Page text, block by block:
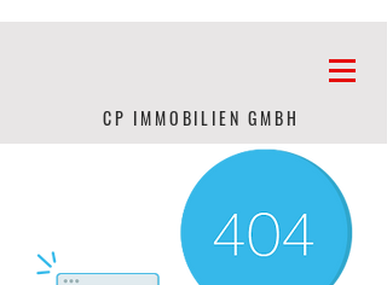
CP IMMOBILIEN GMBH